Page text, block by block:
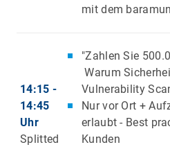
mit dem
14:15 -
14:45
Uhr
Splitted
"Zahlen Sie
Warum
Vulnerability
Nur vor Ort +
erlaubt - Best
Kunden